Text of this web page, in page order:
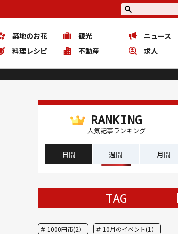
築地のお花 観光
ニュース
料理レシピ 不動産 求人
RANKING
人気記事ランキング
日間 週間 月間
TAG
1000円市(2） 10月のイベント(1）